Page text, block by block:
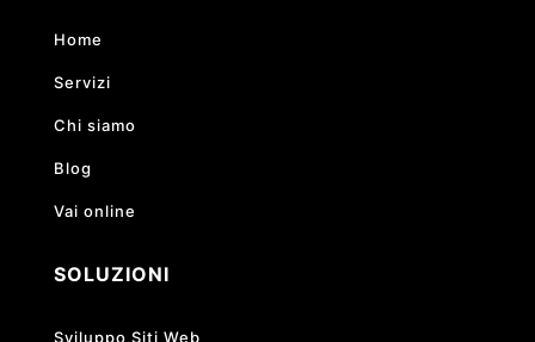
Home
Servizi
Chi siamo
Blog
Vai online
SOLUZIONI
Sviluppo Siti Web